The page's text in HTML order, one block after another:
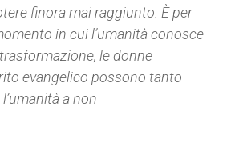
finora mai raggiunto. È per
in cui l’umanità conosce
le donne
evangelico possono tanto
a non